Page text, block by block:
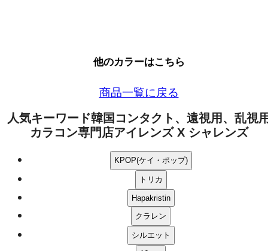
他のカラーはこちら
商品一覧に戻る
人気キーワード韓国コンタクト、遠視用、乱視
カラコン専門店アイレンズ X シャレンズ